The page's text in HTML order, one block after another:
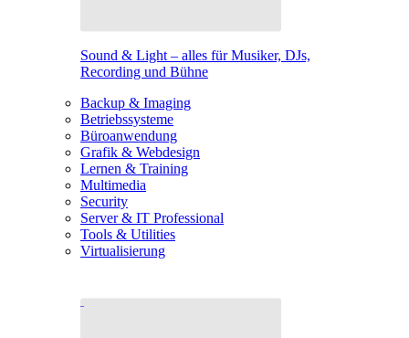
Sound & Light – alles für Musiker, DJs,
Recording und Bühne
Backup & Imaging
Betriebssysteme
Büroanwendung
Grafik & Webdesign
Lernen & Training
Multimedia
Security
Server & IT Professional
Tools & Utilities
Virtualisierung